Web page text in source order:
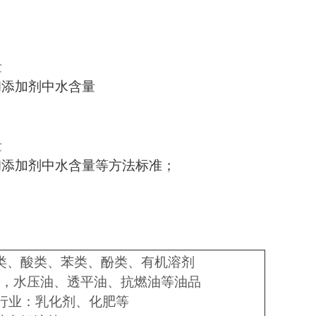
加剂中水含量
加剂中水含量等方法标准；
酸类、苯类、酚类、有机溶剂
水压油、透平油、抗燃油等油品
业：乳化剂、化肥等